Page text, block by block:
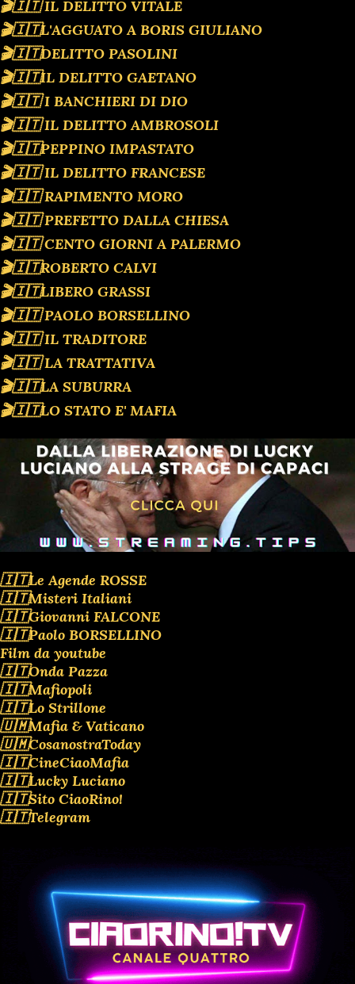
🎬🇮🇹 IL DELITTO VITALE
🎬🇮🇹L'AGGUATO A BORIS GIULIANO
🎬🇮🇹DELITTO PASOLINI
🎬🇮🇹IL DELITTO GAETANO
🎬🇮🇹 I BANCHIERI DI DIO
🎬🇮🇹 IL DELITTO AMBROSOLI
🎬🇮🇹PEPPINO IMPASTATO
🎬🇮🇹 IL DELITTO FRANCESE
🎬🇮🇹 RAPIMENTO MORO
🎬🇮🇹 PREFETTO DALLA CHIESA
🎬🇮🇹 CENTO GIORNI A PALERMO
🎬🇮🇹ROBERTO CALVI
🎬🇮🇹LIBERO GRASSI
🎬🇮🇹 PAOLO BORSELLINO
🎬🇮🇹 IL TRADITORE
🎬🇮🇹 LA TRATTATIVA
🎬🇮🇹LA SUBURRA
🎬🇮🇹LO STATO E' MAFIA
🇮🇹Le Agende ROSSE
🇮🇹Misteri Italiani
🇮🇹Giovanni FALCONE
🇮🇹Paolo BORSELLINO
Film da youtube
🇮🇹Onda Pazza
🇮🇹Mafiopoli
🇮🇹Lo Strillone
🇺🇲Mafia & Vaticano
🇺🇲CosanostraToday
🇮🇹CineCiaoMafia
🇮🇹Lucky Luciano
🇮🇹Sito CiaoRino!
🇮🇹Telegram